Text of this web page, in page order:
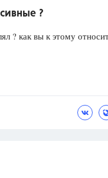
?
? как вы к этому